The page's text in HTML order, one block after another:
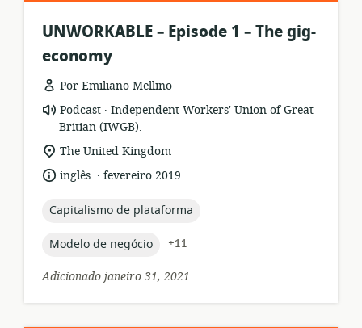
UNWORKABLE – Episode 1 – The gig-
economy
Por Emiliano Mellino
formato
de
recurso:
Podcast .
Editor:Independent Workers' Union of Great
Britian (IWGB).
local
de
relevância:
The United Kingdom
idioma:
inglês .
data
publicação:
fevereiro 2019
topic:
Capitalismo de plataforma
topic:
Modelo de negócio
+11
Adicionado janeiro 31, 2021